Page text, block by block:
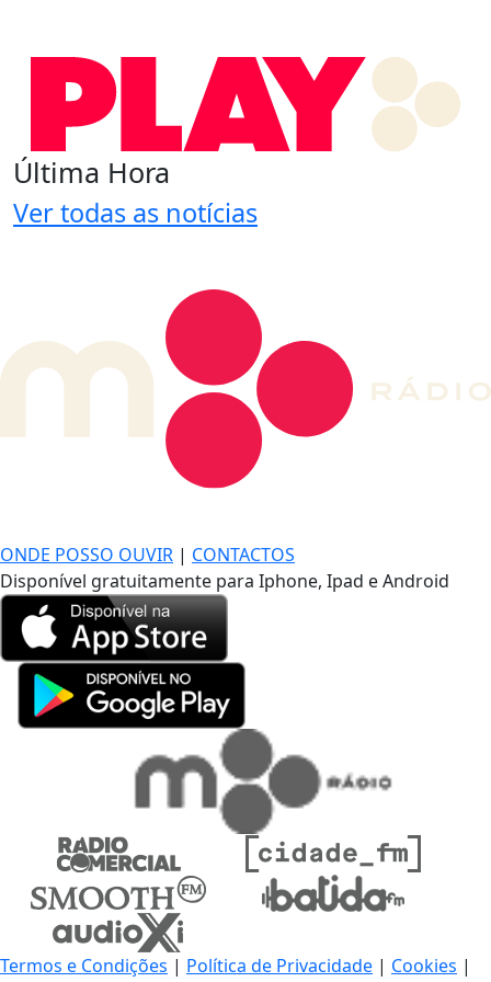
Última Hora
Ver todas as notícias
ONDE POSSO OUVIR | CONTACTOS
Disponível gratuitamente para Iphone, Ipad e Android
Termos e Condições | Política de Privacidade | Cookies |